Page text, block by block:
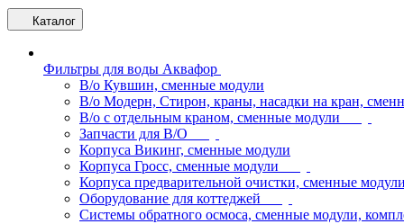
Каталог
Фильтры для воды Аквафор
В/о Кувшин, сменные модули
В/о Модерн, Стирон, краны, насадки на кран,
В/о с отдельным краном, сменные модули
Запчасти для В/О
Корпуса Викинг, сменные модули
Корпуса Гросс, сменные модули
Корпуса предварительной очистки, сменные модули
Оборудование для коттеджей
Системы обратного осмоса, сменные модули,